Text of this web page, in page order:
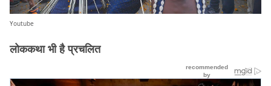
Youtube
लोककथा भी है प्रचलित